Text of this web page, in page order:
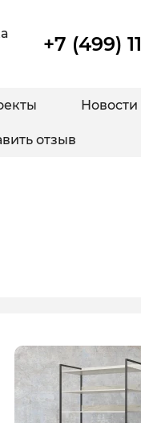
+7 (499)
Новости
отзыв